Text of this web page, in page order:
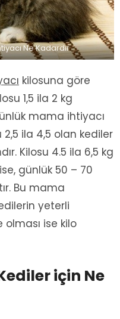
Ne Kadardır
kilosuna göre
1,5 ila 2 kg
mama ihtiyacı
ila 4,5 olan kediler
Kilosu 4.5 ila 6,5 kg
günlük 50 – 70
Bu mama
yeterli
ise kilo
için Ne